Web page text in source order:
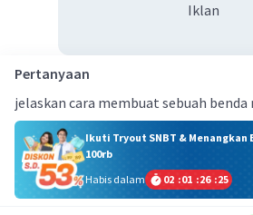
Iklan
Pertanyaan
jelaskan cara membuat sebuah
Ikuti Tryout SNBT & Menangkan
100rb
Habis dalam
02 :01 :26 :24